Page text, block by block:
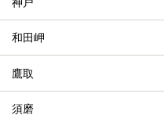
神戸
和田岬
鷹取
須磨